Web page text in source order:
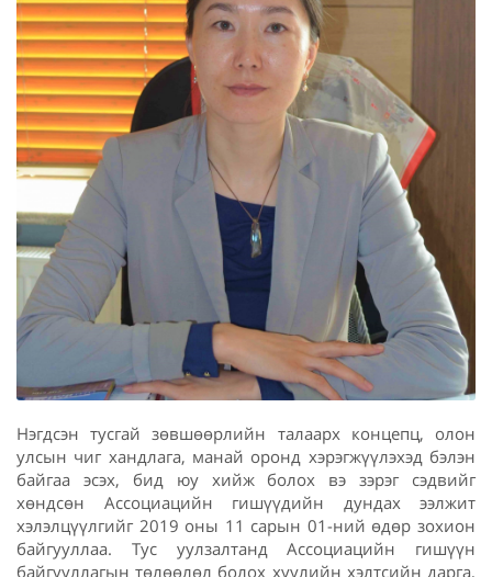
Нэгдсэн тусгай зөвшөөрлийн талаарх концепц, олон
улсын чиг хандлага, манай оронд хэрэгжүүлэхэд бэлэн
байгаа эсэх, бид юу хийж болох вэ зэрэг сэдвийг
хөндсөн Ассоциацийн гишүүдийн дундах ээлжит
хэлэлцүүлгийг 2019 оны 11 сарын 01-ний өдөр зохион
байгууллаа. Тус уулзалтанд Ассоциацийн гишүүн
байгууллагын төлөөлөл болох хуулийн хэлтсийн дарга,